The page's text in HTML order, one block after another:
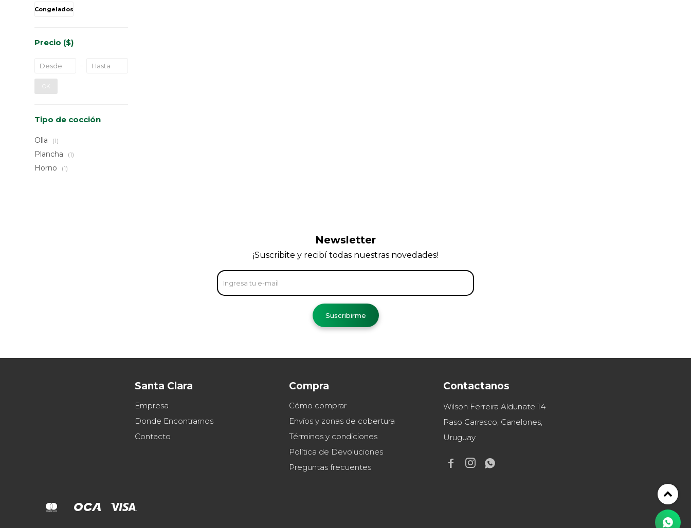
Congelados
Precio ($)
OK
Tipo de cocción
Olla (1)
Plancha (1)
Horno (1)
Santa Clara
Empresa
Donde Encontrarnos
Contacto
Compra
Cómo comprar
Envíos y zonas de cobertura
Términos y condiciones
Política de Devoluciones
Preguntas frecuentes
Contactanos
Wilson Ferreira Aldunate 14
Paso Carrasco, Canelones,
Uruguay
  
Newsletter
¡Suscribite y recibí todas nuestras novedades!
Suscribirme